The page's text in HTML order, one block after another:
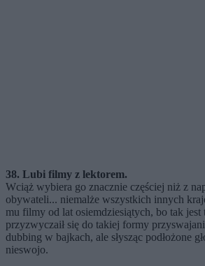
38. Lubi filmy z lektorem.
Wciąż wybiera go znacznie częściej niż z
obywateli... niemalże wszystkich innych
mu filmy od lat osiemdziesiątych, bo tak jest
przyzwyczaił się do takiej formy
dubbing w bajkach, ale słysząc podłożone
nieswojo.